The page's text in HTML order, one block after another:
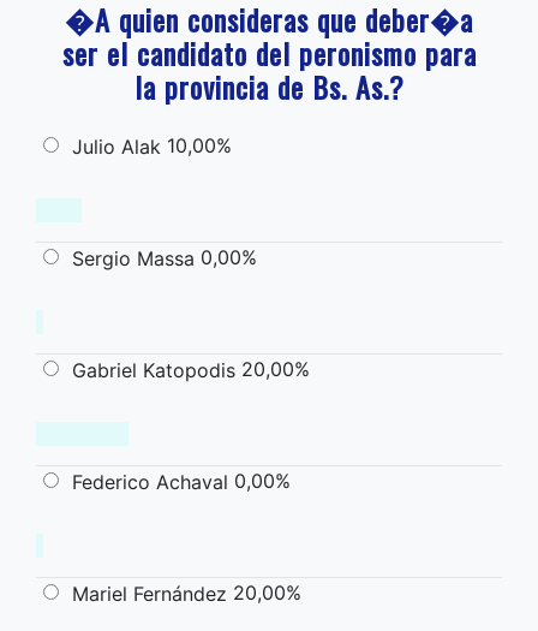
�A quien consideras que deber�a
ser el candidato del peronismo para
la provincia de Bs. As.?
Julio Alak 10,00%
Sergio Massa 0,00%
Gabriel Katopodis 20,00%
Federico Achaval 0,00%
Mariel Fernández 20,00%